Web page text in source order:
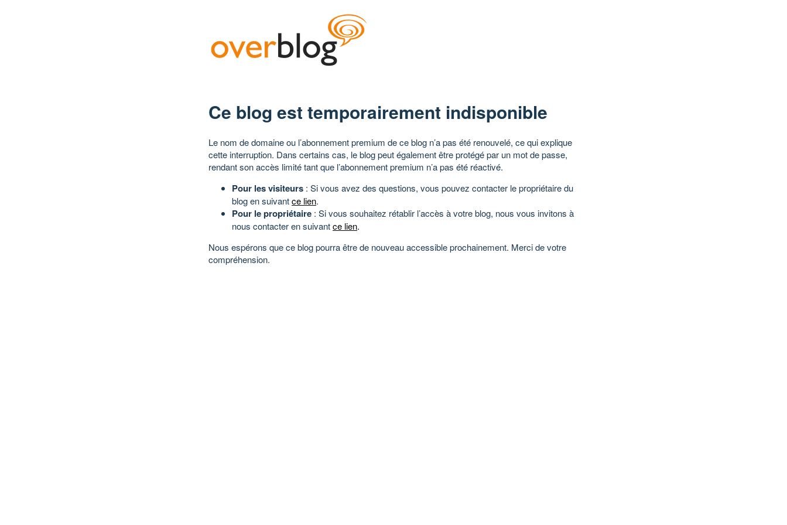
Ce blog est temporairement indisponible
Le nom de domaine ou l’abonnement premium de ce blog n’a pas été renouvelé, ce qui explique
cette interruption. Dans certains cas, le blog peut également être protégé par un mot de passe,
rendant son accès limité tant que l’abonnement premium n’a pas été réactivé.
Pour les visiteurs : Si vous avez des questions, vous pouvez contacter le propriétaire du
blog en suivantce lien.
Pour le propriétaire : Si vous souhaitez rétablir l’accès à votre blog, nous vous invitons à
nous contacter en suivantce lien.
Nous espérons que ce blog pourra être de nouveau accessible prochainement. Merci de votre
compréhension.